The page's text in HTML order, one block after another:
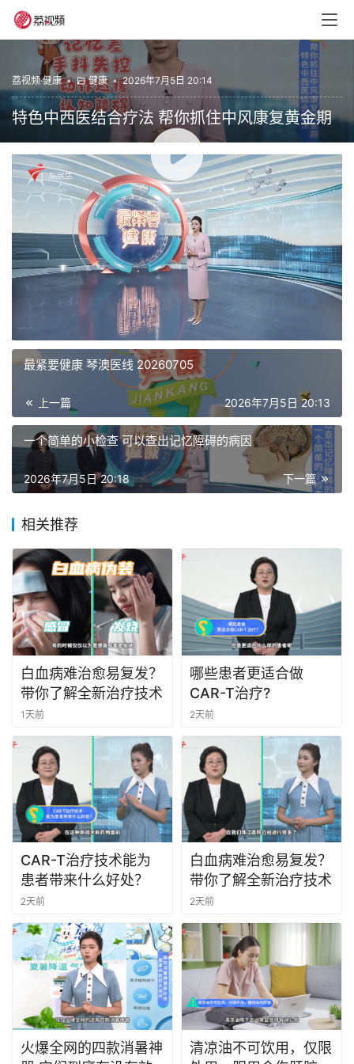
荔视频·健康 • 健康 • 2026年7月5日 20:14
特色中西医结合疗法 帮你抓住中风康复黄金期
00:00 / 03:50
健康 最紧要健康
赞(0)
最紧要健康 琴澳医线 20260705
上一篇 2026年7月5日 20:13
一个简单的小检查 可以查出记忆障碍的病因
下一篇
2026年7月5日 20:18
相关推荐
白血病难治愈易复发？
带你了解全新治疗技术
1天前
哪些患者更适合做
CAR-T治疗?
2天前
CAR-T治疗技术能为
患者带来什么好处？
2天前
白血病难治愈易复发？
带你了解全新治疗技术
2天前
火爆全网的四款消暑神
清凉油不可饮用，仅限